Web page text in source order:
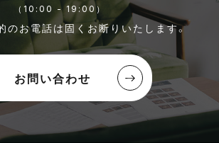
（10:00 - 19:00）
のお電話は固くお断りいたします。
お問い合わせ